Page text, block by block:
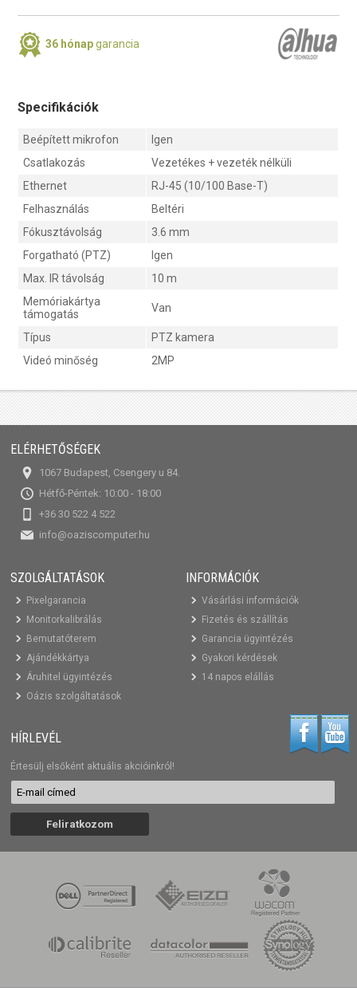
36 hónapgarancia
Specifikációk
Beépített mikrofon
Igen
Csatlakozás
Vezetékes + vezeték nélküli
Ethernet
RJ-45 (10/100 Base-T)
Felhasználás
Beltéri
Fókusztávolság
3.6 mm
Forgatható (PTZ)
Igen
Max. IR távolság
10 m
Memóriakártya
támogatás
Van
Típus
PTZ kamera
Videó minőség
2MP
ELÉRHETŐSÉGEK
1067 Budapest, Csengery u 84.
Hétfő-Péntek: 10:00 - 18:00
+36 30 522 4 522
info@oaziscomputer.hu
SZOLGÁLTATÁSOK
Pixelgarancia
Monitorkalibrálás
Bemutatóterem
Ajándékkártya
Áruhitel ügyintézés
Oázis szolgáltatások
INFORMÁCIÓK
Vásárlási információk
Fizetés és szállítás
Garancia ügyintézés
Gyakori kérdések
14 napos elállás
HÍRLEVÉL
Értesülj elsőként aktuális akcióinkról!